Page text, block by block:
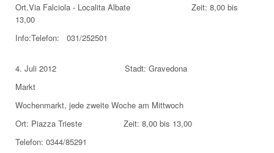
Ort.Via Falciola - Localita Albate Zeit: 8,00 bis
13,00
Info:Telefon: 031/252501
4. Juli 2012 Stadt: Gravedona
Markt
Wochenmarkt, jede zweite Woche am Mittwoch
Ort: Piazza Trieste Zeit: 8,00 bis 13,00
Telefon: 0344/85291